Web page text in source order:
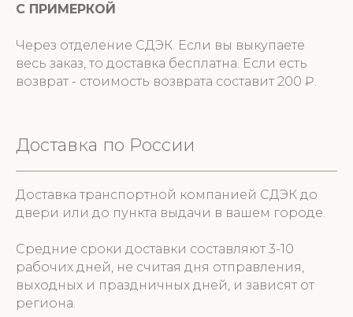
С ПРИМЕРКОЙ
Через отделение СДЭК. Если вы выкупаете
весь заказ, то доставка бесплатна. Если есть
возврат - стоимость возврата составит 200 ₽.
Доставка по России
Доставка транспортной компанией СДЭК до
двери или до пункта выдачи в вашем городе.
Средние сроки доставки составляют 3-10
рабочих дней, не считая дня отправления,
выходных и праздничных дней, и зависят от
региона.